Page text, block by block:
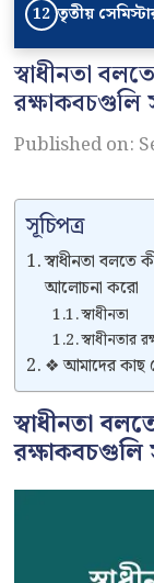
12 তৃতীয়
স্বাধীনতা
Published on:
সূচিপত্র
স্বাধীনতা বলতে
আলোচনা করো
স্বাধীনতা
স্বাধীনতার
❖ আমাদের কাছ
স্বাধীনতা